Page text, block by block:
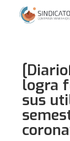
logra
sus